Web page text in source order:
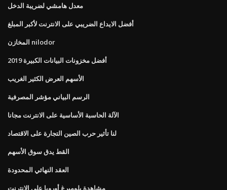
معدل هامشي لضريبة الدخل
أفضل الايداع الضريبي على الانترنت لأكبر المبلغ
المخازن nilodor
أفضل مخزونات البيانات الكبيرة 2019
الأسهم العرض الكثير الغريب
الرسم البياني مؤشر المصرفية
الآلة الحاسبة الأساسية على الانترنت مجانا
لنا تأثير حرب الصين التجارة على الاقتصاد
القط يدق سوق الأسهم
العقد النهائي المحدودة
مشاهدة بلومبرغ أوروبا على الإنترنت